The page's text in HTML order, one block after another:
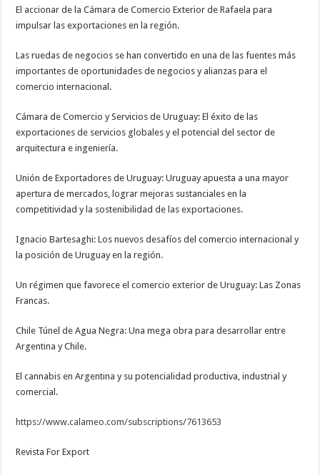
El accionar de la Cámara de Comercio Exterior de Rafaela para
impulsar las exportaciones en la región.
Las ruedas de negocios se han convertido en una de las fuentes más
importantes de oportunidades de negocios y alianzas para el
comercio internacional.
Cámara de Comercio y Servicios de Uruguay: El éxito de las
exportaciones de servicios globales y el potencial del sector de
arquitectura e ingeniería.
Unión de Exportadores de Uruguay: Uruguay apuesta a una mayor
apertura de mercados, lograr mejoras sustanciales en la
competitividad y la sostenibilidad de las exportaciones.
Ignacio Bartesaghi: Los nuevos desafíos del comercio internacional y
la posición de Uruguay en la región.
Un régimen que favorece el comercio exterior de Uruguay: Las Zonas
Francas.
Chile Túnel de Agua Negra: Una mega obra para desarrollar entre
Argentina y Chile.
El cannabis en Argentina y su potencialidad productiva, industrial y
comercial.
https://www.calameo.com/subscriptions/7613653
Revista For Export